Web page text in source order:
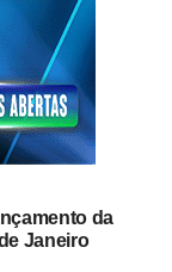
da
Janeiro